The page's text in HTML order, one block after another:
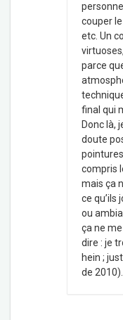
couper
etc. Un
parce
final qui
Donc là,
doute
compris
mais ça
ce qu’ils
ou
ça ne
dire : je
hein ;
de 2010).